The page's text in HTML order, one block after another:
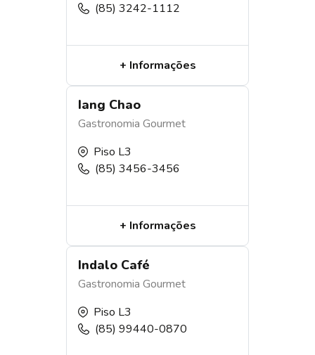
(85) 3242-1112
+ Informações
Iang Chao
Gastronomia Gourmet
Piso L3
(85) 3456-3456
+ Informações
Indalo Café
Gastronomia Gourmet
Piso L3
(85) 99440-0870